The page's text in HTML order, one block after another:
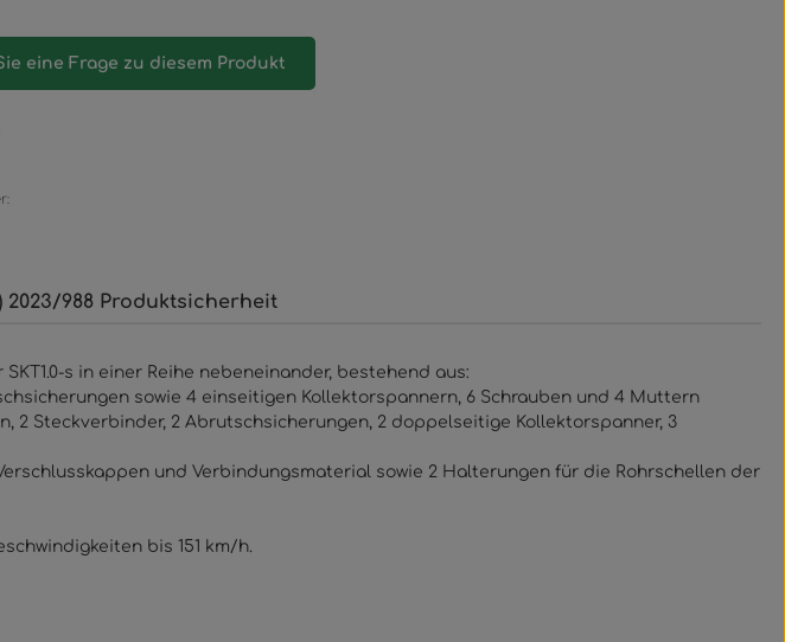
eine Frage zu diesem Produkt
2023/988 Produktsicherheit
s in einer Reihe nebeneinander, bestehend aus:
sowie 4 einseitigen Kollektorspannern, 6 Schrauben und 4 Muttern
2 Steckverbinder, 2 Abrutschsicherungen, 2 doppelseitige Kollektorspanner, 3
und Verbindungsmaterial sowie 2 Halterungen für die Rohrschellen der
bis 151 km/h.